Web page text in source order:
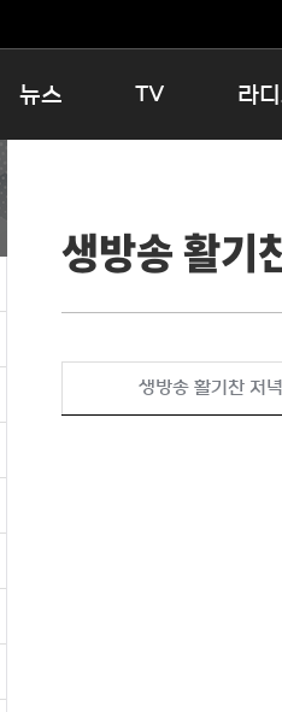
뉴스
보은
옥천
TV
인생내컷
테마기행 길
시청자 FLEX
특집프로그램
라
16:00
우리 고
생방송 활기
생방송 활기찬 저녁